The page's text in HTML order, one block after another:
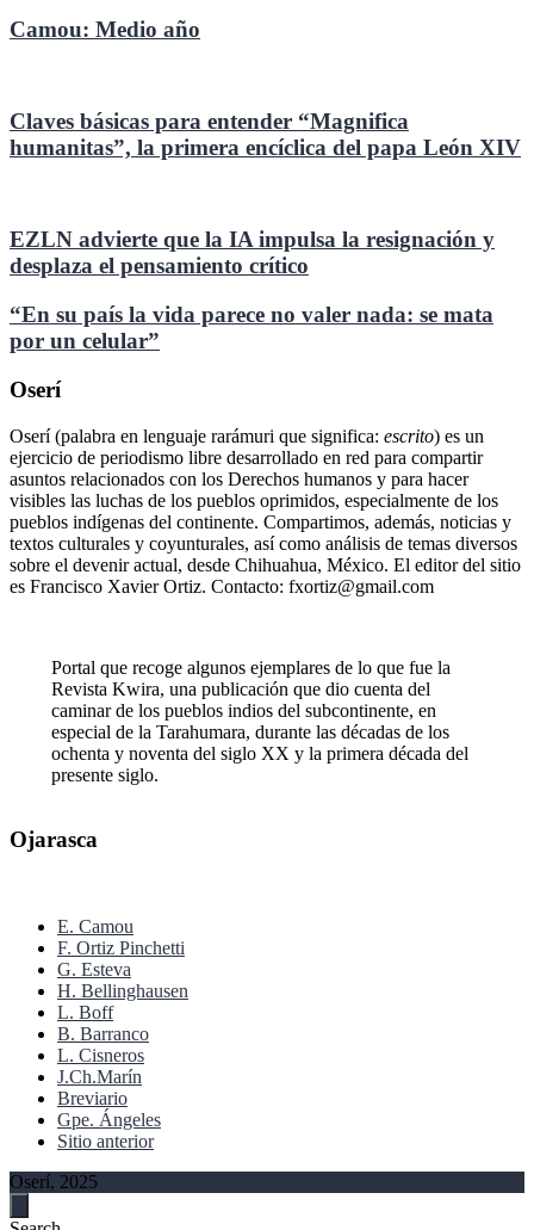
Camou: Medio año
Claves básicas para entender “Magnifica
humanitas”, la primera encíclica del papa León XIV
EZLN advierte que la IA impulsa la resignación y
desplaza el pensamiento crítico
“En su país la vida parece no valer nada: se mata
por un celular”
Oserí
Oserí (palabra en lenguaje rarámuri que significa: escrito) es un
ejercicio de periodismo libre desarrollado en red para compartir
asuntos relacionados con los Derechos humanos y para hacer
visibles las luchas de los pueblos oprimidos, especialmente de los
pueblos indígenas del continente. Compartimos, además, noticias y
textos culturales y coyunturales, así como análisis de temas diversos
sobre el devenir actual, desde Chihuahua, México. El editor del sitio
es Francisco Xavier Ortiz. Contacto: fxortiz@gmail.com
Portal que recoge algunos ejemplares de lo que fue la
Revista Kwira, una publicación que dio cuenta del
caminar de los pueblos indios del subcontinente, en
especial de la Tarahumara, durante las décadas de los
ochenta y noventa del siglo XX y la primera década del
presente siglo.
Ojarasca
E. Camou
F. Ortiz Pinchetti
G. Esteva
H. Bellinghausen
L. Boff
B. Barranco
L. Cisneros
J.Ch.Marín
Breviario
Gpe. Ángeles
Sitio anterior
Oserí, 2025